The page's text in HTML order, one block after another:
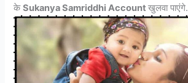
केSukanya Samriddhi Accountखुलवा पाएंगे.